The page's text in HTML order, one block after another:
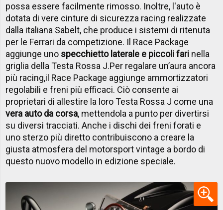
possa essere facilmente rimosso. Inoltre, l'auto è
dotata di vere cinture di sicurezza racing realizzate
dalla italiana Sabelt, che produce i sistemi di ritenuta
per le Ferrari da competizione. Il Race Package
aggiunge uno specchietto laterale e piccoli fari nella
griglia della Testa Rossa J.Per regalare un’aura ancora
più racing,il Race Package aggiunge ammortizzatori
regolabili e freni più efficaci. Ciò consente ai
proprietari di allestire la loro Testa Rossa J come una
vera auto da corsa, mettendola a punto per divertirsi
su diversi tracciati. Anche i dischi dei freni forati e
uno sterzo più diretto contribuiscono a creare la
giusta atmosfera del motorsport vintage a bordo di
questo nuovo modello in edizione speciale.